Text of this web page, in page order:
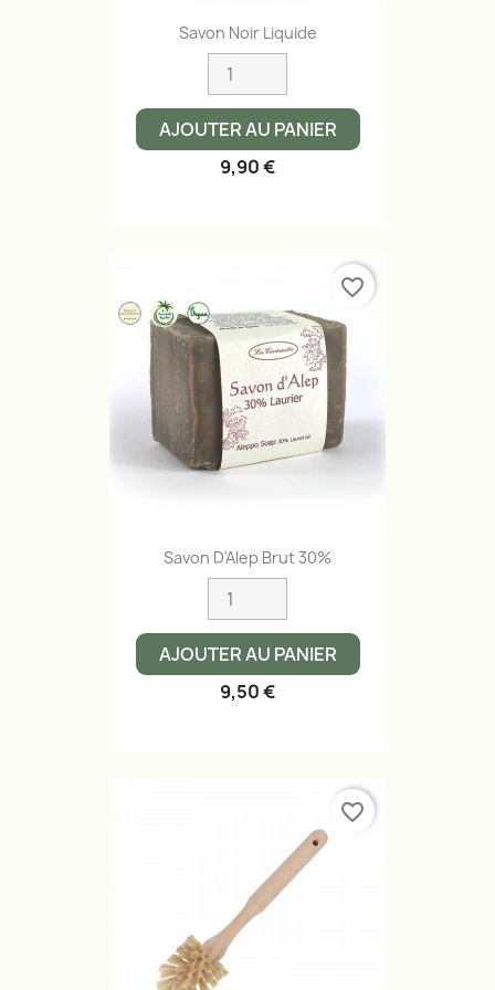
Savon Noir Liquide
AJOUTER AU PANIER
9,90 €
Savon D'Alep Brut 30%
AJOUTER AU PANIER
9,50 €
favorite_border
favorite_border